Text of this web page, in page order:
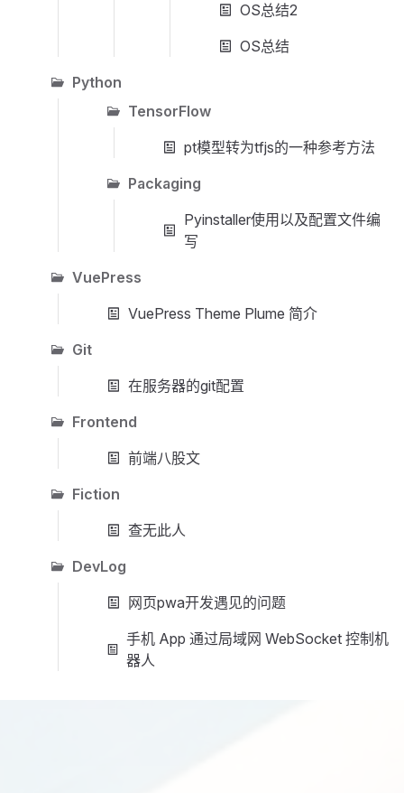
OS总结2
OS总结
Python
TensorFlow
pt模型转为tfjs的一种参考方法
Packaging
Pyinstaller使用以及配置文件编
写
VuePress
VuePress Theme Plume 简介
Git
在服务器的git配置
Frontend
前端八股文
Fiction
查无此人
DevLog
网页pwa开发遇见的问题
手机 App 通过局域网 WebSocket 控制机
器人